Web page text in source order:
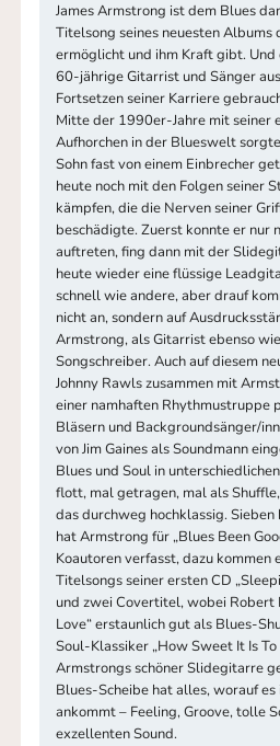
James Armstrong ist dem Blues
Titelsong seines neuesten Albums
ermöglicht und ihm Kraft gibt.
60-jährige Gitarrist und Sänger
Fortsetzen seiner Karriere
Mitte der 1990er-Jahre mit seiner
Aufhorchen in der Blueswelt
Sohn fast von einem Einbrecher
heute noch mit den Folgen seiner
kämpfen, die die Nerven seiner
beschädigte. Zuerst konnte er nur
auftreten, fing dann mit der
heute wieder eine flüssige
schnell wie andere, aber drauf
nicht an, sondern auf
Armstrong, als Gitarrist ebenso
Songschreiber. Auch auf diesem
Johnny Rawls zusammen mit
einer namhaften Rhythmustruppe
Bläsern und Backgroundsänger/
von Jim Gaines als Soundmann
Blues und Soul in
flott, mal getragen, mal als
das durchweg hochklassig.
hat Armstrong für „Blues Been
Koautoren verfasst, dazu kommen
Titelsongs seiner ersten CD
und zwei Covertitel, wobei Robert
Love“ erstaunlich gut als Blues-
Soul-Klassiker „How Sweet It Is To
Armstrongs schöner Slidegitarre
Blues-Scheibe hat alles, worauf es
ankommt – Feeling, Groove, tolle
exzellenten Sound.